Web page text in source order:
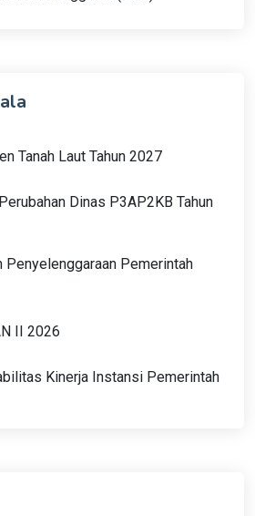
Tanah Laut Tahun 2027
Dinas P3AP2KB Tahun
Penyelenggaraan Pemerintah
II 2026
Kinerja Instansi Pemerintah